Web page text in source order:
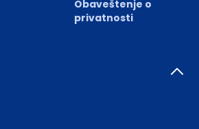
Obaveštenje o
privatnosti